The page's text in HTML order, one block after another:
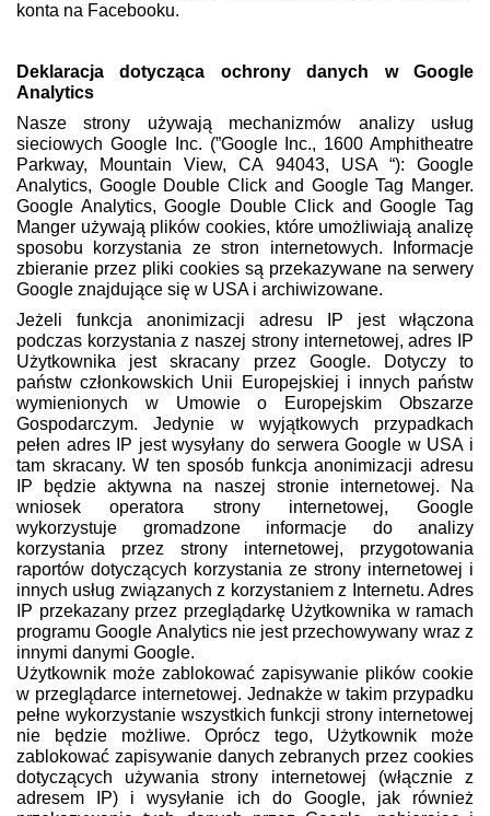
konta na Facebooku.
Deklaracja dotycząca ochrony danych w Google
Analytics
Nasze strony używają mechanizmów analizy usług
sieciowych Google Inc. (”Google Inc., 1600 Amphitheatre
Parkway, Mountain View, CA 94043, USA “): Google
Analytics, Google Double Click and Google Tag Manger.
Google Analytics, Google Double Click and Google Tag
Manger używają plików cookies, które umożliwiają analizę
sposobu korzystania ze stron internetowych. Informacje
zbieranie przez pliki cookies są przekazywane na serwery
Google znajdujące się w USA i archiwizowane.
Jeżeli funkcja anonimizacji adresu IP jest włączona
podczas korzystania z naszej strony internetowej, adres IP
Użytkownika jest skracany przez Google. Dotyczy to
państw członkowskich Unii Europejskiej i innych państw
wymienionych w Umowie o Europejskim Obszarze
Gospodarczym. Jedynie w wyjątkowych przypadkach
pełen adres IP jest wysyłany do serwera Google w USA i
tam skracany. W ten sposób funkcja anonimizacji adresu
IP będzie aktywna na naszej stronie internetowej. Na
wniosek operatora strony internetowej, Google
wykorzystuje gromadzone informacje do analizy
korzystania przez strony internetowej, przygotowania
raportów dotyczących korzystania ze strony internetowej i
innych usług związanych z korzystaniem z Internetu. Adres
IP przekazany przez przeglądarkę Użytkownika w ramach
programu Google Analytics nie jest przechowywany wraz z
innymi danymi Google.
Użytkownik może zablokować zapisywanie plików cookie
w przeglądarce internetowej. Jednakże w takim przypadku
pełne wykorzystanie wszystkich funkcji strony internetowej
nie będzie możliwe. Oprócz tego, Użytkownik może
zablokować zapisywanie danych zebranych przez cookies
dotyczących używania strony internetowej (włącznie z
adresem IP) i wysyłanie ich do Google, jak również